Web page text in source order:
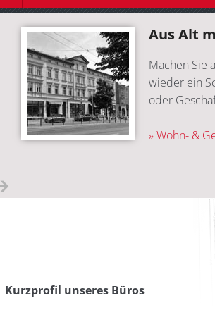
Aus Alt
Machen Sie
wieder ein
oder
» Wohn- &
Kurzprofil unseres Büros